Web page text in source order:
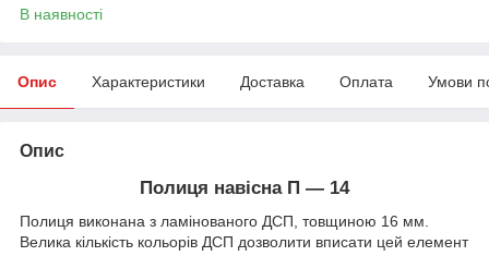
В наявності
Опис Характеристики Доставка Оплата Умови
Опис
Полиця навісна П ― 14
Полиця виконана з ламінованого ДСП, товщиною 16 мм.
Велика кількість кольорів ДСП дозволити вписати цей елемент